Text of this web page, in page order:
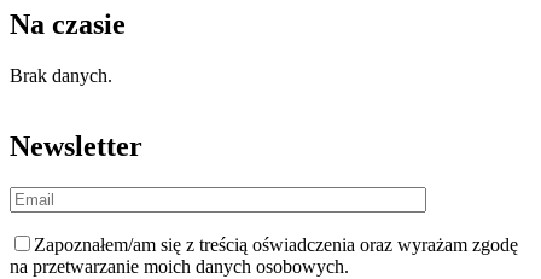
Na czasie
Brak danych.
Newsletter
Zapoznałem/am się z treścią oświadczenia oraz wyrażam zgodę
na przetwarzanie moich danych osobowych.